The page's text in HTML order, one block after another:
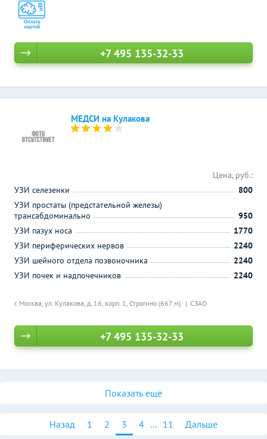
+7 495 135-32-33
МЕДСИ на Кулакова
г. Москва, ул. Кулакова, д. 16, корп. 1, Строгино (667 м) СЗАО
Цена, руб.:
УЗИ селезенки
800
УЗИ простаты (предстательной железы)
трансабдоминально
950
УЗИ пазух носа
1770
УЗИ периферических нервов
2240
УЗИ шейного отдела позвоночника
2240
УЗИ почек и надпочечников
2240
+7 495 135-32-33
Показать ещё
Назад 1 2 3 4 ... 11 Дальше